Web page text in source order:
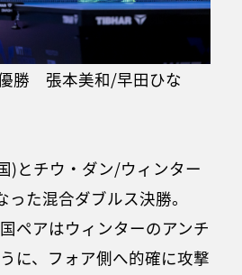
勝 張本美和/早田ひな
)とチウ・ダン/ウィンター
た混合ダブルス決勝。
ペアはウィンターのアンチ
に、フォア側へ的確に攻撃